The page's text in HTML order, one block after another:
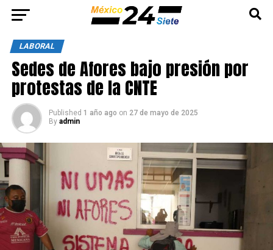
LABORAL
Sedes de Afores bajo presión por
protestas de la CNTE
Published 1 año ago on 27 de mayo de 2025
By admin